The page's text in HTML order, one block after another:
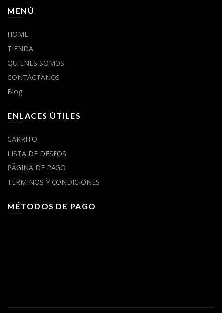
MENÚ
HOME
TIENDA
QUIENES SOMOS
CONTÁCTANOS
Blog
ENLACES ÚTILES
CARRITO
LISTA DE DESEOS
PÁGINA DE PAGO
TÉRMINOS Y CONDICIONES
MÉTODOS DE PAGO